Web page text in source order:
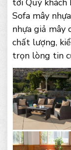
tới Quý
Sofa mây
nhựa giả mây
chất lượng,
trọn lòng tin